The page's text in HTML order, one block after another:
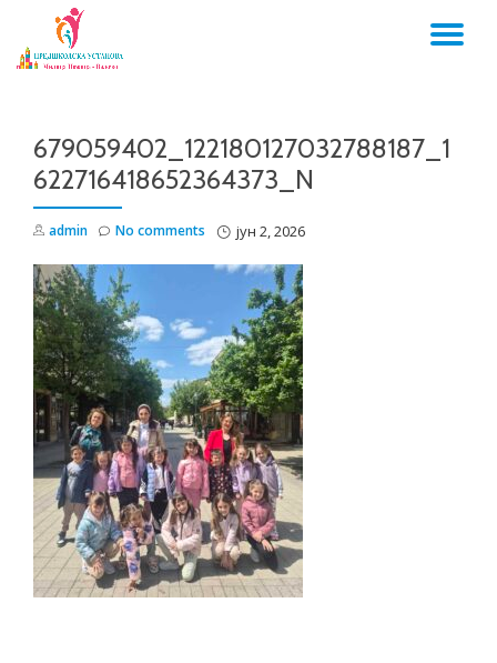
Skip
679059402_122180127032788187_1
622716418652364373_N
admin јун 2, 2026
No comments